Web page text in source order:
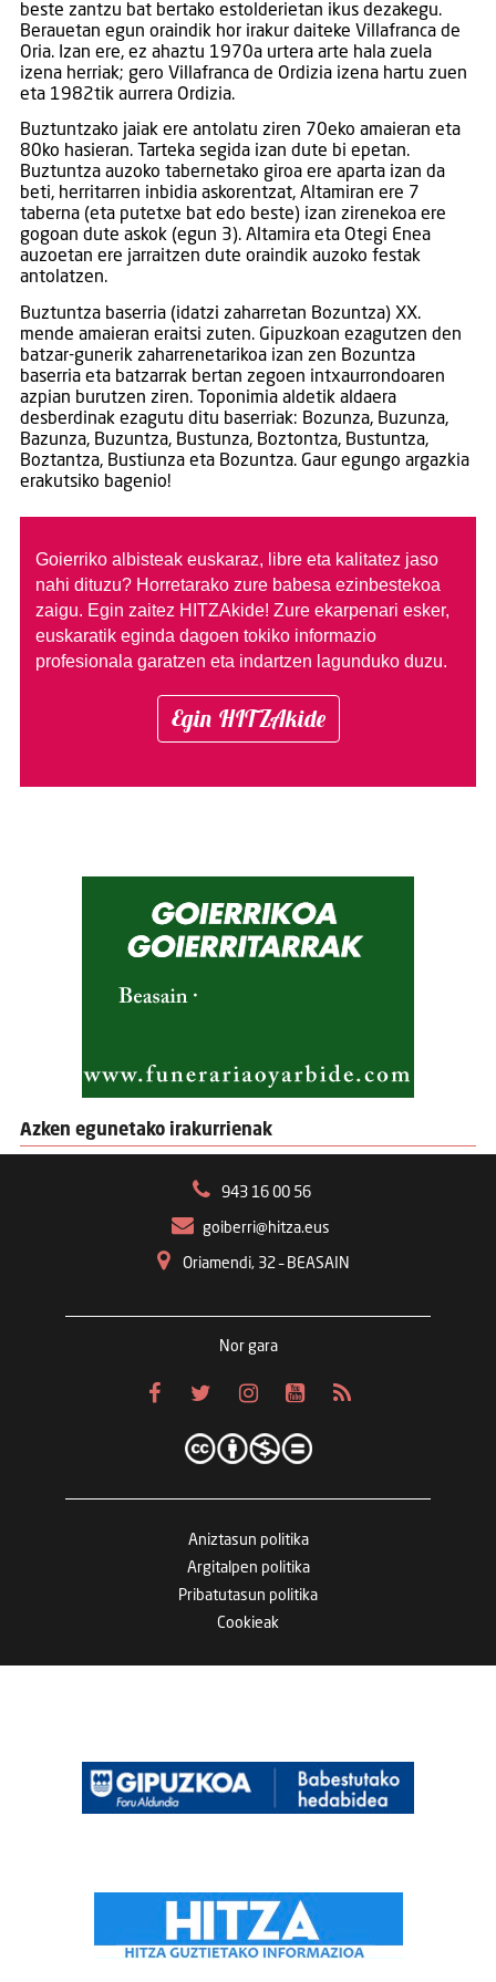
beste zantzu bat bertako estolderietan ikus dezakegu.
Berauetan egun oraindik hor irakur daiteke Villafranca de
Oria. Izan ere, ez ahaztu 1970a urtera arte hala zuela
izena herriak; gero Villafranca de Ordizia izena hartu zuen
eta 1982tik aurrera Ordizia.
Buztuntzako jaiak ere antolatu ziren 70eko amaieran eta
80ko hasieran. Tarteka segida izan dute bi epetan.
Buztuntza auzoko tabernetako giroa ere aparta izan da
beti, herritarren inbidia askorentzat, Altamiran ere 7
taberna (eta putetxe bat edo beste) izan zirenekoa ere
gogoan dute askok (egun 3). Altamira eta Otegi Enea
auzoetan ere jarraitzen dute oraindik auzoko festak
antolatzen.
Buztuntza baserria (idatzi zaharretan Bozuntza) XX.
mende amaieran eraitsi zuten. Gipuzkoan ezagutzen den
batzar-gunerik zaharrenetarikoa izan zen Bozuntza
baserria eta batzarrak bertan zegoen intxaurrondoaren
azpian burutzen ziren. Toponimia aldetik aldaera
desberdinak ezagutu ditu baserriak: Bozunza, Buzunza,
Bazunza, Buzuntza, Bustunza, Boztontza, Bustuntza,
Boztantza, Bustiunza eta Bozuntza. Gaur egungo argazkia
erakutsiko bagenio!
Goierriko albisteak euskaraz, libre eta kalitatez jaso
nahi dituzu? Horretarako zure babesa ezinbestekoa
zaigu. Egin zaitez HITZAkide! Zure ekarpenari esker,
euskaratik eginda dagoen tokiko informazio
profesionala garatzen eta indartzen lagunduko duzu.
Egin HITZAkide
Azken egunetako irakurrienak
943 16 00 56
goiberri@hitza.eus
Oriamendi, 32 – BEASAIN
Nor gara
Aniztasun politika
Argitalpen politika
Pribatutasun politika
Cookieak